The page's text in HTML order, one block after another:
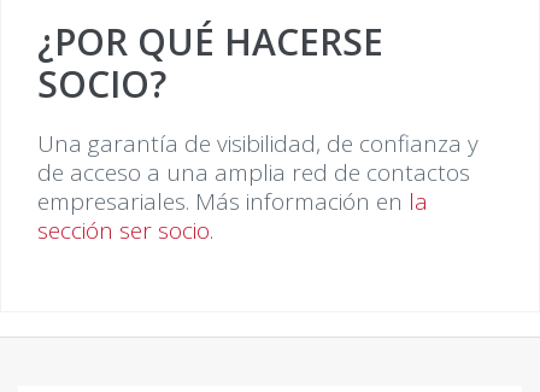
¿POR QUÉ HACERSE
SOCIO?
Una garantía de visibilidad, de confianza y
de acceso a una amplia red de contactos
empresariales. Más información en la
sección ser socio.